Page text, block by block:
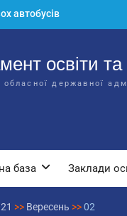
автобусів
науки обласної
для
освіти та
державної
база Заклади
>> Вересень >>02